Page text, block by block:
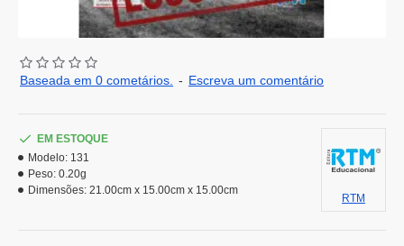
Baseada em 0 cometários. - Escreva um comentário
EM ESTOQUE
Modelo: 131
Peso: 0.20g
Dimensões: 21.00cm x 15.00cm x 15.00cm
RTM